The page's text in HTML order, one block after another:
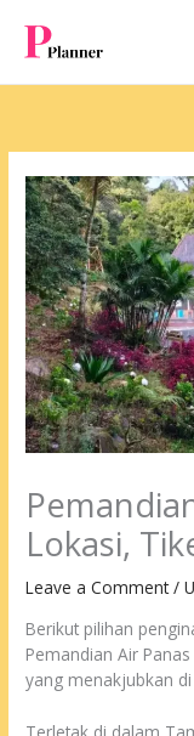
content
Lokasi,
Leave a Comment /
Berikut pilihan
Pemandian Air
yang menakjubkan